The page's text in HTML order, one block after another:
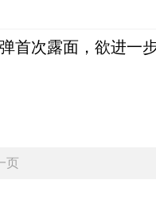
首次露面，欲进一
页